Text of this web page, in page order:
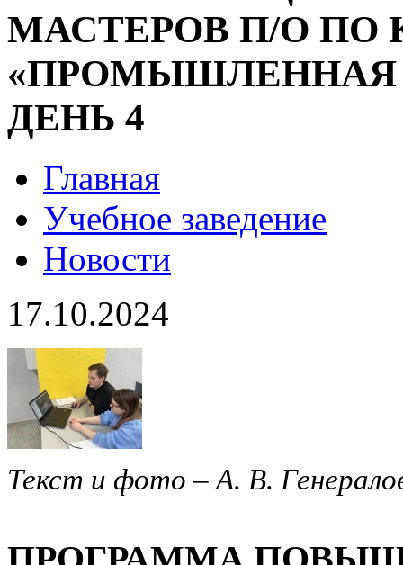
МАСТЕРОВ П/О ПО
«ПРОМЫШЛЕННАЯ
ДЕНЬ 4
Главная
Учебное заведение
Новости
17.10.2024
Текст и фото – А. В.